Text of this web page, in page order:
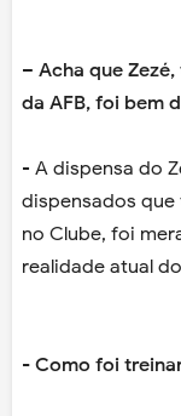
– Acha que
da AFB, foi bem
- A dispensa do
dispensados
no Clube, foi
realidade atual
- Como foi